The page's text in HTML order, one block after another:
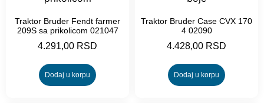
Traktor Bruder Fendt farmer
209S sa prikolicom 021047
4.291,00 RSD
Dodaj u korpu
Traktor Bruder Case CVX 170
4 02090
4.428,00 RSD
Dodaj u korpu